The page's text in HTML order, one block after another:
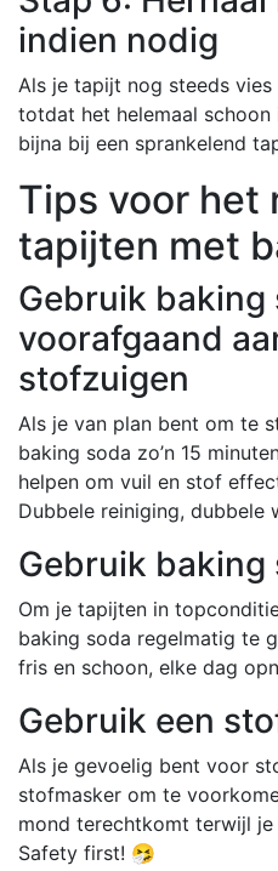
indien nodig
Als je tapijt nog steeds
totdat het helemaal schoon
bijna bij een sprankelend
Tips voor het
tapijten met
Gebruik baking
voorafgaand
stofzuigen
Als je van plan bent om te
baking soda zo’n 15
helpen om vuil en stof
Dubbele reiniging, dubbele
Gebruik baking
Om je tapijten in
baking soda regelmatig te
fris en schoon, elke dag
Gebruik een
Als je gevoelig bent voor
stofmasker om te
mond terechtkomt terwijl
Safety first! 🤧